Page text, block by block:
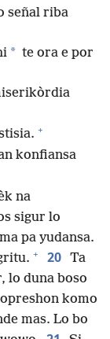
señal riba
* te ora e por
+
konfiansa
na
sigur lo
pa yudansa.
+ 20 Ta
lo duna boso
komo
mas. Lo bo